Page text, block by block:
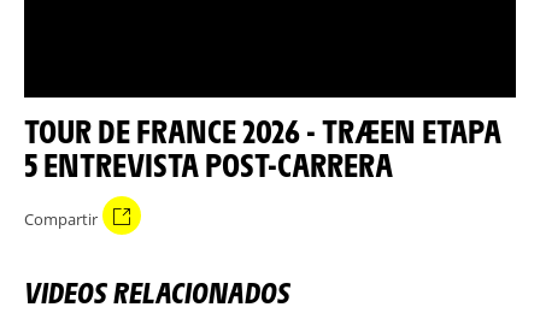
TOUR DE FRANCE 2026 - TRÆEN ETAPA
5 ENTREVISTA POST-CARRERA
Compartir
VIDEOS RELACIONADOS